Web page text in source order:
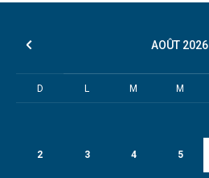
AOÛT 2026
D L M M
2 3 4 5